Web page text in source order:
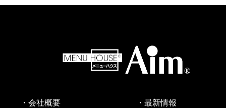
・会社概要 ・最新情報